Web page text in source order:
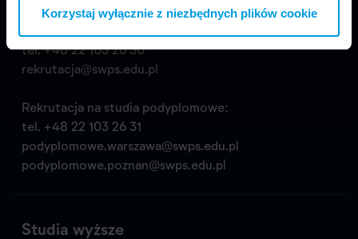
Korzystaj wyłącznie z niezbędnych plików cookie
tel.+48 22 103 26 30
rekrutacja@swps.edu.pl
Rekrutacja na studia podyplomowe:
tel. +48 22 103 26 31
podyplomowe.warszawa@swps.edu.pl
podyplomowe.poznan@swps.edu.pl
Studia wyższe